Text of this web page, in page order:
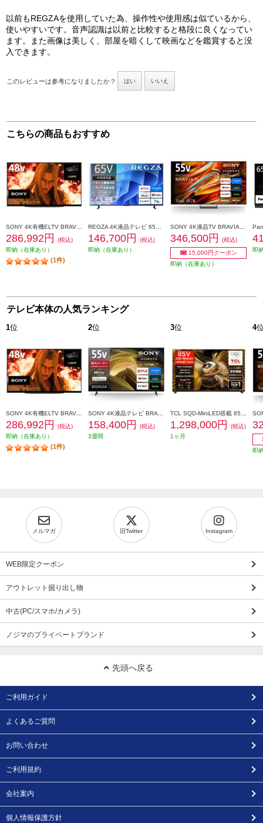
以前もREGZAを使用していた為、操作性や使用感は似ているから、
使いやすいです。音声認識は以前と比較すると格段に良くなってい
ます。また画像は美しく、部屋を暗くして映画などを鑑賞すると没
入できます。
このレビューは参考になりましたか？ はい いいえ
こちらの商品もおすすめ
286,992円
(税込)
即納（在庫あり）
(1件)
146,700円
(税込)
即納（在庫あり）
346,500円
(税込)
15,000円クーポン
即納（在庫あり）
即
テレビ本体の人気ランキング
1位
286,992円
(税込)
即納（在庫あり）
(1件)
2位
158,400円
(税込)
3週間
3位
1,298,000円
(税込)
1ヶ月
4
即
メルマガ 旧Twitter Instagram
WEB限定クーポン
アウトレット掘り出し物
中古(PC/スマホ/カメラ)
ノジマのプライベートブランド
先頭へ戻る
ご利用ガイド
よくあるご質問
お問い合わせ
ご利用規約
会社案内
個人情報保護方針